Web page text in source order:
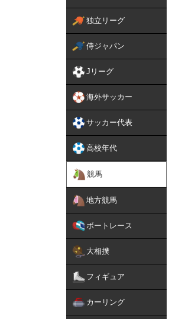
独立リーグ
侍ジャパン
Jリーグ
海外サッカー
サッカー代表
高校年代
競馬
地方競馬
ボートレース
大相撲
フィギュア
カーリング